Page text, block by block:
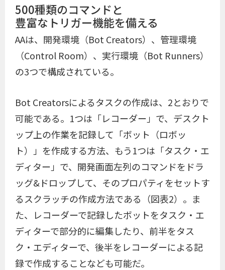
500種類のコマンドと
豊富なトリガー機能を備える
AAは、開発環境（Bot Creators）、管理環境
（Control Room）、実行環境（Bot Runners）
の3つで構成されている。
Bot Creatorsによるタスクの作成は、2とおりで
可能である。1つは「レコーダー」で、デスクト
ップ上の作業を記録して「ボット（ロボッ
ト）」を作成する方法、もう1つは「タスク・エ
ディター」で、開発画面左列のコマンドをドラ
ッグ&ドロップして、そのプロパティをセットす
るスクラッチの作成方法である（図表2）。ま
た、レコーダーで記録したボットをタスク・エ
ディターで部分的に編集したり、前半をタス
ク・エディターで、後半をレコーダーによる記
録で作成することなども可能だ。